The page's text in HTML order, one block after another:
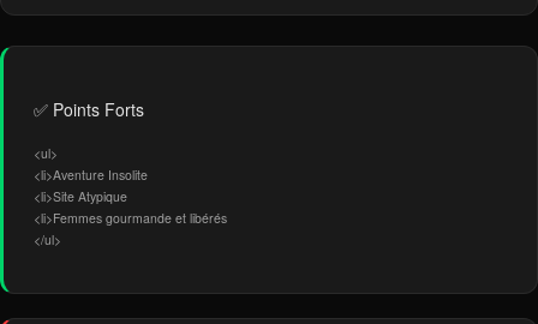
✅ Points Forts
<ul>
<li>Aventure Insolite
<li>Site Atypique
<li>Femmes gourmande et libérés
</ul>